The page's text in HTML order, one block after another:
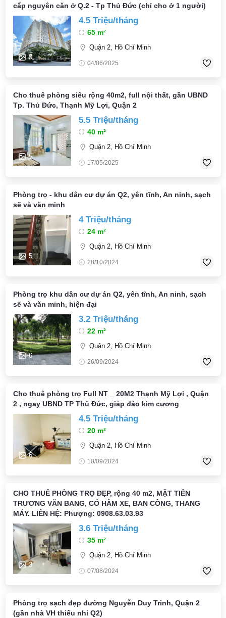
cấp nguyên căn ở Q.2 - Tp Thủ Đức (chỉ cho ở 1 người)
3
4.5 Triệu/tháng
65 m²
Quận 2, Hồ Chí Minh
04/06/2025
Cho thuê phòng siêu rộng 40m2, full nội thất, gần UBND
Tp. Thủ Đức, Thạnh Mỹ Lợi, Quận 2
5
5.5 Triệu/tháng
40 m²
Quận 2, Hồ Chí Minh
17/05/2025
Phòng trọ - khu dân cư dự án Q2, yên tĩnh, An ninh, sạch
sẽ và văn minh
5
4 Triệu/tháng
24 m²
Quận 2, Hồ Chí Minh
28/10/2024
Phòng trọ khu dân cư dự án Q2, yên tĩnh, An ninh, sạch
sẽ và văn minh, hiện đại
6
3.2 Triệu/tháng
22 m²
Quận 2, Hồ Chí Minh
26/09/2024
Cho thuê phòng trọ Full NT _ 20M2 Thạnh Mỹ Lợi , Quận
2 , ngay UBND TP Thủ Đức, giáp đảo kim cương
6
4.5 Triệu/tháng
20 m²
Quận 2, Hồ Chí Minh
10/09/2024
CHO THUÊ PHÒNG TRỌ ĐẸP, rộng 40 m2, MẶT TIỀN
TRƯƠNG VĂN BANG, CÓ HẦM XE, BAN CÔNG, THANG
MÁY. LIÊN HỆ: Phượng: 0908.63.03.93
3
3.6 Triệu/tháng
35 m²
Quận 2, Hồ Chí Minh
07/08/2024
Phòng trọ sạch đẹp đường Nguyễn Duy Trinh, Quận 2
(gần nhà VH thiếu nhi Q2)